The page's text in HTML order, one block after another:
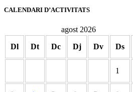
CALENDARI D’ACTIVITATS
agost 2026
Dl
Dt Dc Dj Dv Ds
1